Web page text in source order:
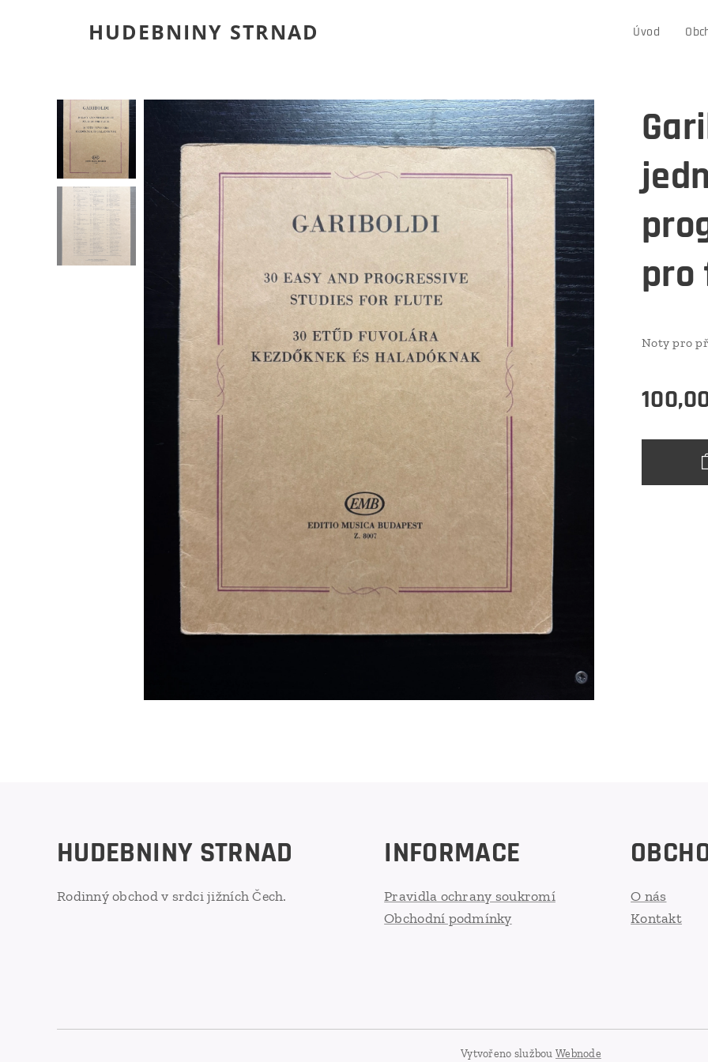
HUDEBNINY STRNAD Úvod
pro
Noty pro
HUDEBNINY STRNAD
Rodinný obchod v srdci jižních Čech.
INFORMACE
Pravidla ochrany soukromí
Obchodní podmínky
O nás
Kontakt
Vytvořeno službou Webnode